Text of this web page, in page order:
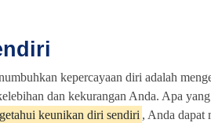
kepercayaan diri adalah
dan kekurangan Anda. Apa
keunikan diri sendiri , Anda dapat